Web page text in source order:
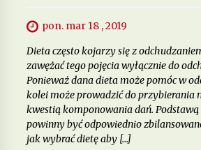
pon. mar 18 , 2019
Dieta często kojarzy się z
zawężać tego pojęcia wyłącznie do
Ponieważ dana dieta może pomóc w
kolei może prowadzić do przybierania
kwestią komponowania dań.
powinny być odpowiednio
jak wybrać dietę aby […]